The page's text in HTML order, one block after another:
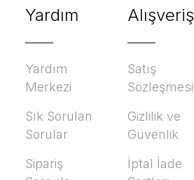
Yardım
Yardım
Merkezi
Sık Sorulan
Sorular
Sipariş
Alışveriş
Satış
Sözleşmesi
Gizlilik ve
Güvenlik
İptal İade